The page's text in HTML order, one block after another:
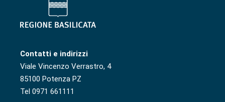
Contatti e indirizzi
Viale Vincenzo Verrastro, 4
85100 Potenza PZ
Tel 0971 661111